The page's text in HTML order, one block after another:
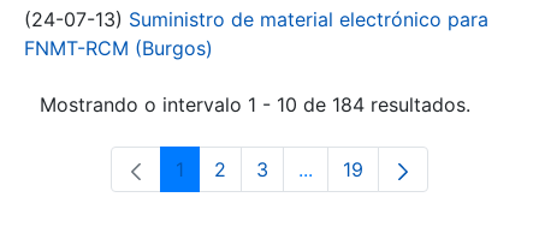
(24-07-13) Suministro de material electrónico para
FNMT-RCM (Burgos)
Mostrando o intervalo 1 - 10 de 184 resultados.
Páxina
1 Páxina
2 Páxina
3 ...Páxinas intermedias Use
Páxina
19